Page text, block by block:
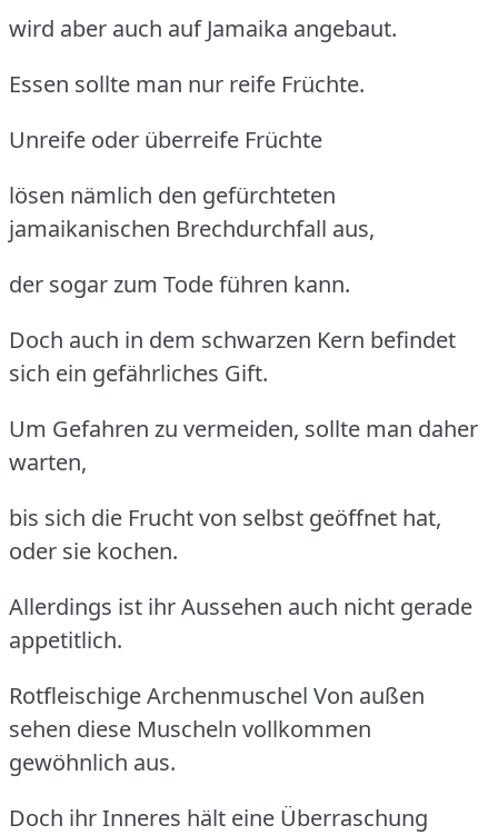
wird aber auch auf Jamaika angebaut.
Essen sollte man nur reife Früchte.
Unreife oder überreife Früchte
lösen nämlich den gefürchteten
jamaikanischen Brechdurchfall aus,
der sogar zum Tode führen kann.
Doch auch in dem schwarzen Kern befindet
sich ein gefährliches Gift.
Um Gefahren zu vermeiden, sollte man daher
warten,
bis sich die Frucht von selbst geöffnet hat,
oder sie kochen.
Allerdings ist ihr Aussehen auch nicht gerade
appetitlich.
Rotfleischige Archenmuschel Von außen
sehen diese Muscheln vollkommen
gewöhnlich aus.
Doch ihr Inneres hält eine Überraschung